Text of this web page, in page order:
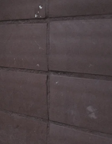
KŠILTOVKA (FLEXFIT)